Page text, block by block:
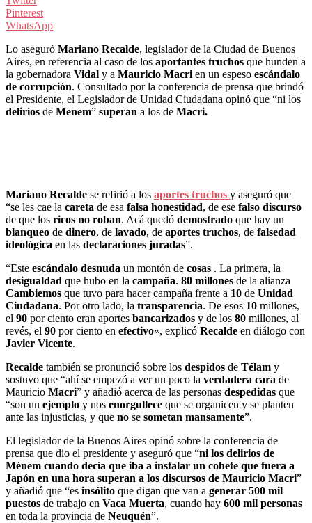
Pinterest
WhatsApp
Lo aseguró Mariano Recalde, legislador de la Ciudad de Buenos
Aires, en referencia al caso de los aportantes truchos que hunden a
la gobernadora Vidal y a Mauricio Macri en un espeso escándalo
de corrupción. Consultado por la conferencia de prensa que brindó
el Presidente, el Legislador de Unidad Ciudadana opinó que “ni los
delirios de Menem” superan a los de Macri.
Mariano Recalde se refirió a los aportes truchos y aseguró que
“se les cae la careta de esa falsa honestidad, de ese falso discurso
de que los ricos no roban. Acá quedó demostrado que hay un
blanqueo de dinero, de lavado, de aportes truchos, de falsedad
ideológica en las declaraciones juradas”.
“Este escándalo desnuda un montón de cosas . La primera, la
desigualdad que hubo en la campaña. 80 millones de la alianza
Cambiemos que tuvo para hacer campaña frente a 10 de Unidad
Ciudadana. Por otro lado, la transparencia. De esos 10 millones,
el 90 por ciento eran aportes bancarizados y de los 80 millones, al
revés, el 90 por ciento en efectivo«, explicó Recalde en diálogo con
Javier Vicente.
Recalde también se pronunció sobre los despidos de Télam y
sostuvo que “ahí se empezó a ver un poco la verdadera cara de
Mauricio Macri” y añadió acerca de las personas despedidas que
“son un ejemplo y nos enorgullece que se organicen y se planten
ante las injusticias, y que no se sometan mansamente”.
El legislador de la Buenos Aires opinó sobre la conferencia de
prensa que dio el presidente y aseguró que “ni los delirios de
Ménem cuando decía que iba a instalar un cohete que fuera a
Japón en una hora superan a los discursos de Mauricio Macri”
y añadió que “es insólito que digan que van a generar 500 mil
puestos de trabajo en Vaca Muerta, cuando hay 600 mil personas
en toda la provincia de Neuquén”.